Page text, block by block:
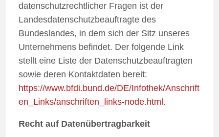
datenschutzrechtlicher Fragen ist der
Landesdatenschutzbeauftragte des
Bundeslandes, in dem sich der Sitz unseres
Unternehmens befindet. Der folgende Link
stellt eine Liste der Datenschutzbeauftragten
sowie deren Kontaktdaten bereit:
https://www.bfdi.bund.de/DE/Infothek/Anschrift
en_Links/anschriften_links-node.html.
Recht auf Datenübertragbarkeit